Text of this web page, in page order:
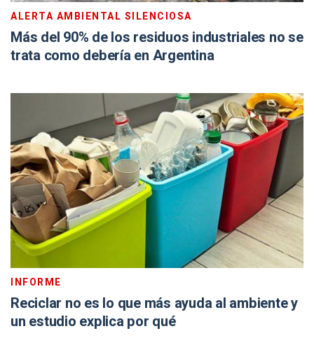
ALERTA AMBIENTAL SILENCIOSA
Más del 90% de los residuos industriales no se
trata como debería en Argentina
INFORME
Reciclar no es lo que más ayuda al ambiente y
un estudio explica por qué